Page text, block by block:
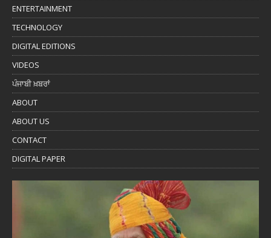
ENTERTAINMENT
TECHNOLOGY
DIGITAL EDITIONS
VIDEOS
ਪੰਜਾਬੀ ਖ਼ਬਰਾਂ
ABOUT
ABOUT US
CONTACT
DIGITAL PAPER